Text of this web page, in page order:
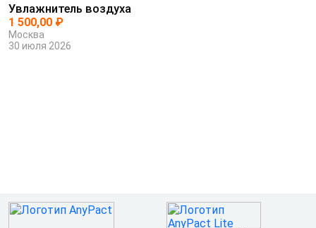
Увлажнитель воздуха
1 500,00 ₽
Москва
30 июля 2026